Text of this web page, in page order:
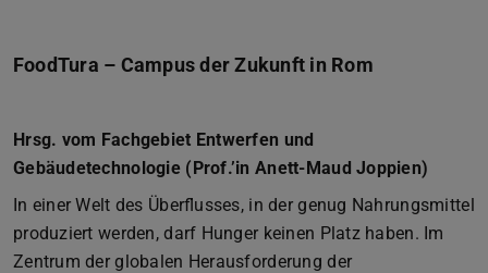
FoodTura – Campus der Zukunft in Rom
Hrsg. vom Fachgebiet Entwerfen und
Gebäudetechnologie (Prof.’in Anett-Maud Joppien)
In einer Welt des Überflusses, in der genug Nahrungsmittel
produziert werden, darf Hunger keinen Platz haben. Im
Zentrum der globalen Herausforderung der